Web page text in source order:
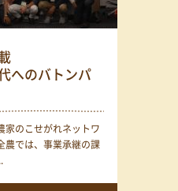
へのバトンパ
家のこせがれネットワ
農では、事業承継の課